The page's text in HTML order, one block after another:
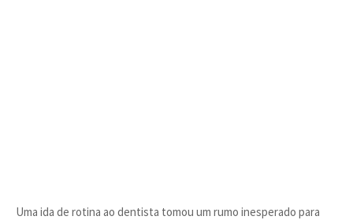
Uma ida de rotina ao dentista tomou um rumo inesperado para